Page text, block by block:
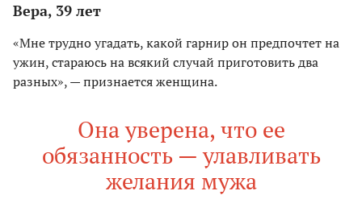
Вера, 39 лет
«Мне трудно угадать, какой гарнир он предпочтет на
ужин, стараюсь на всякий случай приготовить два
разных», — признается женщина.
Она уверена, что ее
обязанность — улавливать
желания мужа